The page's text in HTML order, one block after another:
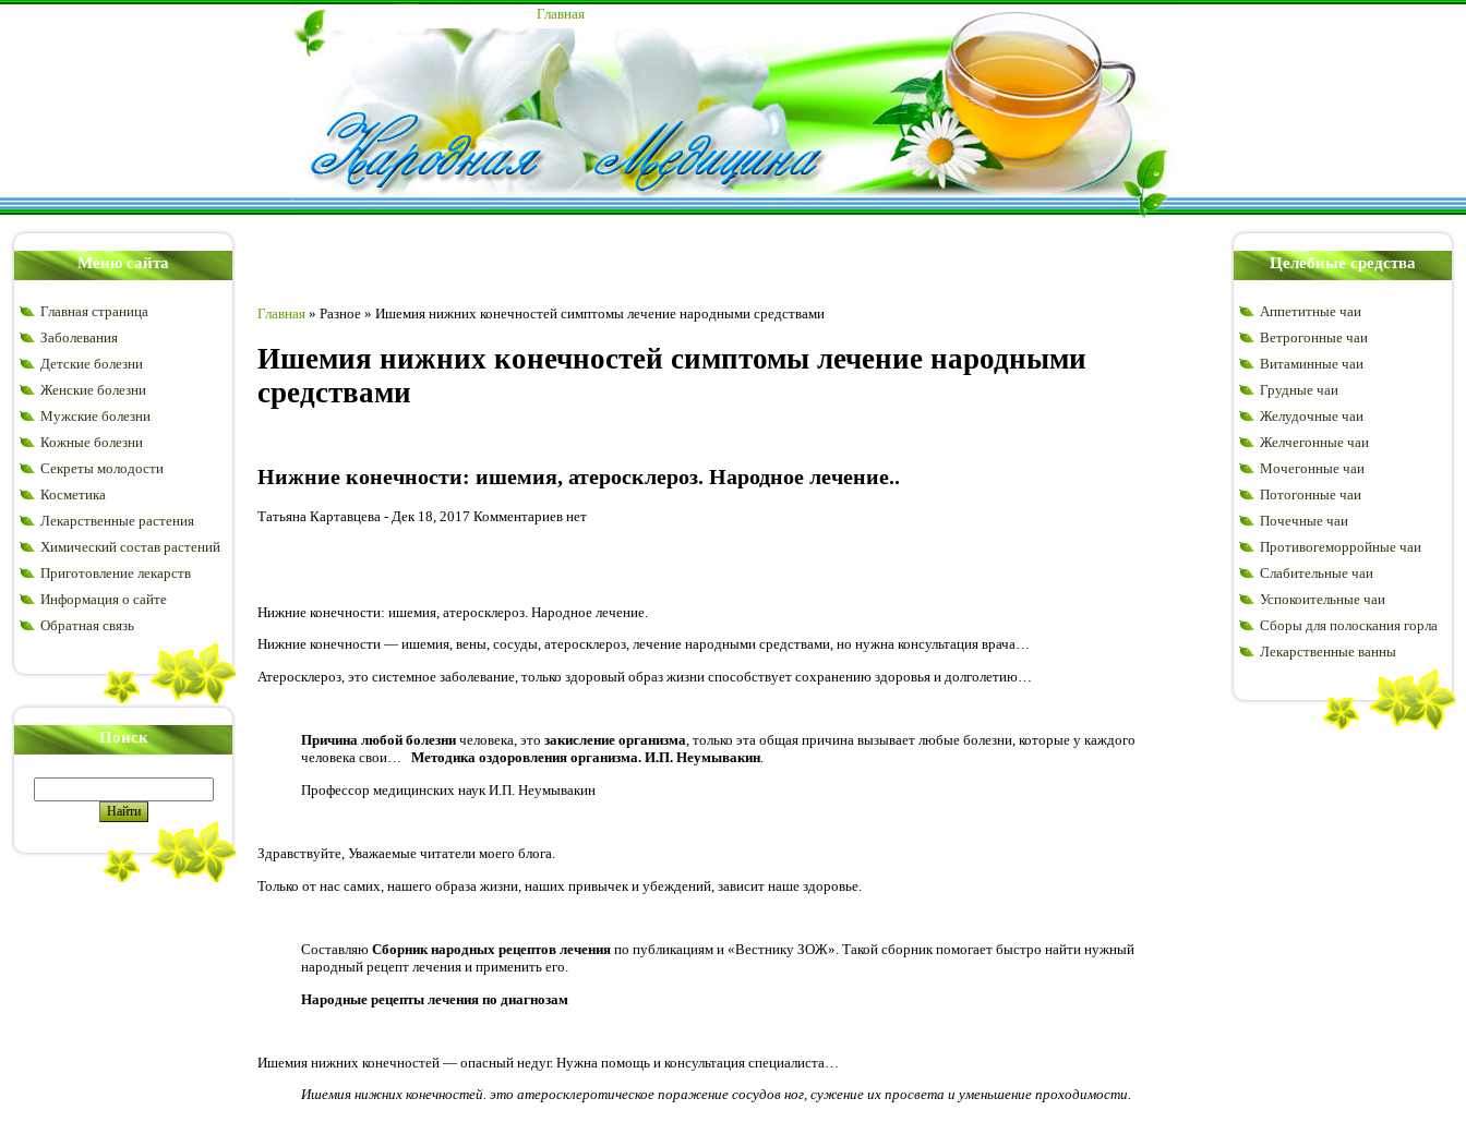
Главная
Меню сайта
Главная страница
Заболевания
Детские болезни
Женские болезни
Мужские болезни
Кожные болезни
Секреты молодости
Косметика
Лекарственные растения
Химический состав растений
Приготовление лекарств
Информация о сайте
Обратная связь
Поиск
Главная » Разное » Ишемия нижних конечностей симптомы лечение народными средствами
Ишемия нижних конечностей симптомы лечение народными
средствами
Нижние конечности: ишемия, атеросклероз. Народное лечение..
Татьяна Картавцева - Дек 18, 2017 Комментариев нет
Нижние конечности: ишемия, атеросклероз. Народное лечение.
Нижние конечности — ишемия, вены, сосуды, атеросклероз, лечение народными средствами, но нужна консультация врача…
Атеросклероз, это системное заболевание, только здоровый образ жизни способствует сохранению здоровья и долголетию…
Причина любой болезни человека, это закисление организма, только эта общая причина вызывает любые болезни, которые у каждого
человека свои… Методика оздоровления организма. И.П. Неумывакин.
Профессор медицинских наук И.П. Неумывакин
Здравствуйте, Уважаемые читатели моего блога.
Только от нас самих, нашего образа жизни, наших привычек и убеждений, зависит наше здоровье.
Составляю Сборник народных рецептов лечения по публикациям и «Вестнику ЗОЖ». Такой сборник помогает быстро найти нужный
народный рецепт лечения и применить его.
Народные рецепты лечения по диагнозам
Ишемия нижних конечностей — опасный недуг. Нужна помощь и консультация специалиста…
Ишемия нижних конечностей. это атеросклеротическое поражение сосудов ног, сужение их просвета и уменьшение проходимости.
Целебные средства
Аппетитные чаи
Ветрогонные чаи
Витаминные чаи
Грудные чаи
Желудочные чаи
Желчегонные чаи
Мочегонные чаи
Потогонные чаи
Почечные чаи
Противогеморройные чаи
Слабительные чаи
Успокоительные чаи
Сборы для полоскания горла
Лекарственные ванны